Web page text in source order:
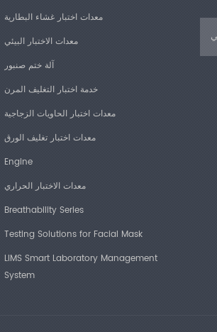
معدات اختبار غشاء البطارية
معدات الاختبار البيئي
آلة ختم صنبور
خدمة اختبار التغليف المرن
معدات اختبار الحاويات الزجاجية
معدات اختبار تغليف الورق
Engine
معدات الاختبار الحراري
Breathability Series
Testing Solutions for Facial Mask
LIMS Smart Laboratory Management
System